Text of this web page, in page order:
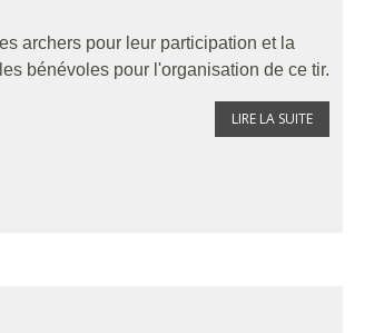
archers pour leur participation et la
bénévoles pour l'organisation de ce tir.
LIRE LA SUITE